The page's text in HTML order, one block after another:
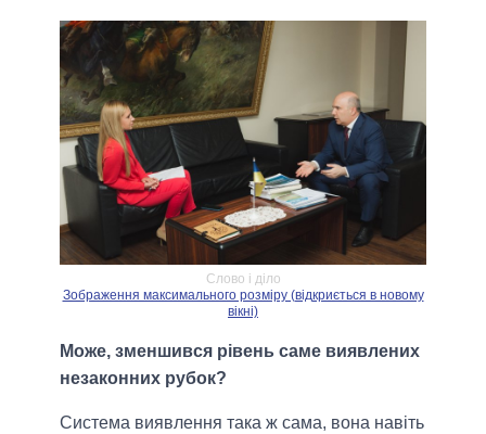
Слово і діло
Зображення максимального розміру (відкриється в новому
вікні)
Може, зменшився рівень саме виявлених
незаконних рубок?
Система виявлення така ж сама, вона навіть